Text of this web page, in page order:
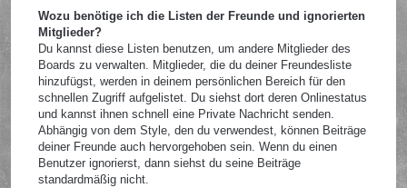
Wozu benötige ich die Listen der Freunde und ignorierten
Mitglieder?
Du kannst diese Listen benutzen, um andere Mitglieder des
Boards zu verwalten. Mitglieder, die du deiner Freundesliste
hinzufügst, werden in deinem persönlichen Bereich für den
schnellen Zugriff aufgelistet. Du siehst dort deren Onlinestatus
und kannst ihnen schnell eine Private Nachricht senden.
Abhängig von dem Style, den du verwendest, können Beiträge
deiner Freunde auch hervorgehoben sein. Wenn du einen
Benutzer ignorierst, dann siehst du seine Beiträge
standardmäßig nicht.